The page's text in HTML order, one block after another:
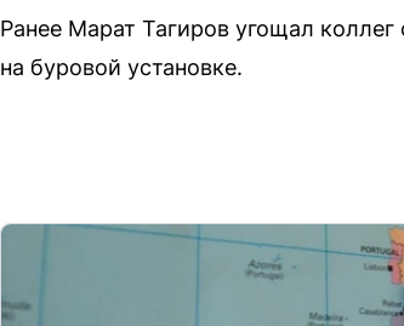
Ранее Марат Тагиров угощал
на буровой установке.